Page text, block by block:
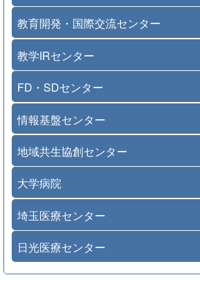
教育開発・国際交流センター
教学IRセンター
FD・SDセンター
情報基盤センター
地域共生協創センター
大学病院
埼玉医療センター
日光医療センター